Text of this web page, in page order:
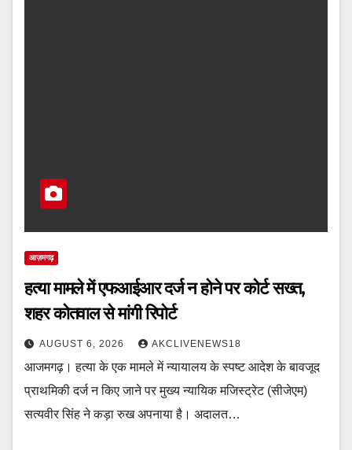
आज़मगढ़
हत्या मामले में एफआईआर दर्ज न होने पर कोर्ट सख्त,
शहर कोतवाल से मांगी रिपोर्ट
AUGUST 6, 2026 AKCLIVENEWS18
आजमगढ़। हत्या के एक मामले में न्यायालय के स्पष्ट आदेश के बावजूद
प्राथमिकी दर्ज न किए जाने पर मुख्य न्यायिक मजिस्ट्रेट (सीजेएम)
सत्यवीर सिंह ने कड़ा रुख अपनाया है। अदालत…